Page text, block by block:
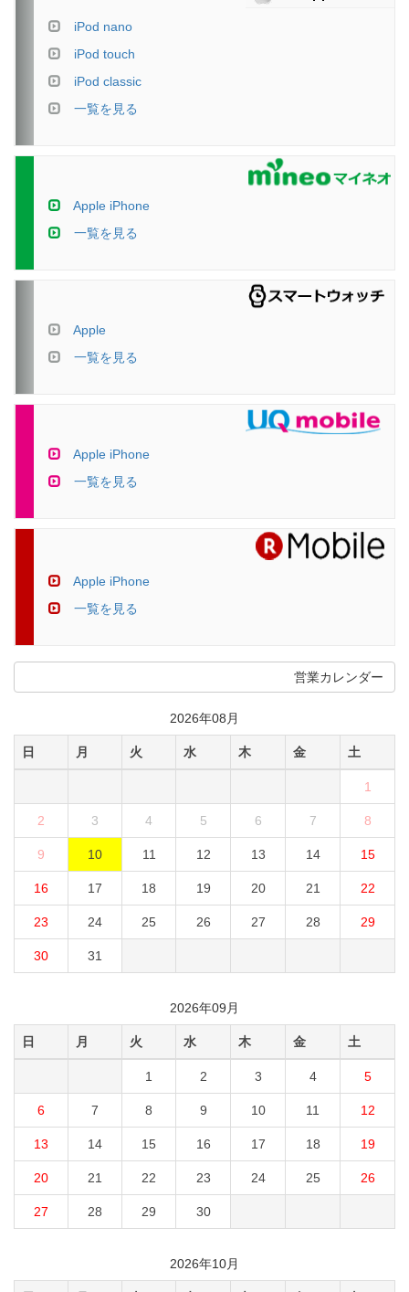
iPod nano
iPod touch
iPod classic
一覧を見る
Apple iPhone
一覧を見る
Apple
一覧を見る
Apple iPhone
一覧を見る
Apple iPhone
一覧を見る
営業カレンダー
2026年08月
日 月 火 水 木 金 土
1
2 3 4 5 6 7 8
9 10 11 12 13 14 15
16 17 18 19 20 21 22
23 24 25 26 27 28 29
30 31
2026年09月
日 月 火 水 木 金 土
1 2 3 4 5
6 7 8 9 10 11 12
13 14 15 16 17 18 19
20 21 22 23 24 25 26
27 28 29 30
2026年10月